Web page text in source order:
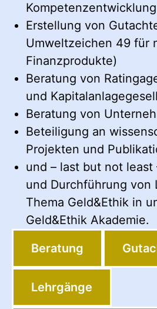
Kompetenzentwicklung
Erstellung von
Umweltzeichen 49 für
Finanzprodukte)
Beratung von
und
Beratung von
Beteiligung an
Projekten und
und – last but not least
und Durchführung von
Thema Geld&Ethik in
Geld&Ethik Akademie.
Beratung
Lehrgänge